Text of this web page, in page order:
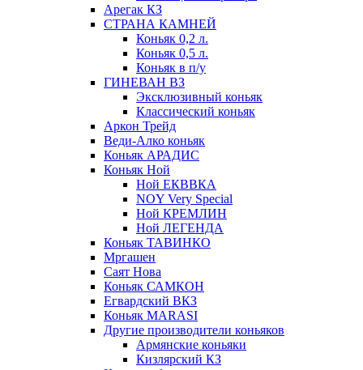
Арегак КЗ
СТРАНА КАМНЕЙ
Коньяк 0,2 л.
Коньяк 0,5 л.
Коньяк в п/у
ГИНЕВАН ВЗ
Эксклюзивный коньяк
Классический коньяк
Аркон Трейд
Веди-Алко коньяк
Коньяк АРАДИС
Коньяк Ной
Ной ЕКВВКА
NOY Very Special
Ной КРЕМЛИН
Ной ЛЕГЕНДА
Коньяк ТАВИНКО
Мргашен
Саят Нова
Коньяк САМКОН
Егвардский ВКЗ
Коньяк MARASI
Другие производители коньяков
Армянские коньяки
Кизлярский КЗ